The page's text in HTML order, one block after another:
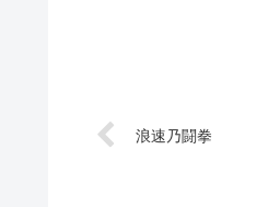
浪速乃闘拳